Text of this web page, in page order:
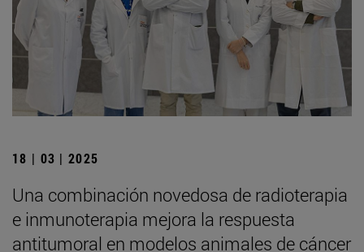
18 | 03 | 2025
Una combinación novedosa de radioterapia
e inmunoterapia mejora la respuesta
antitumoral en modelos animales de cáncer